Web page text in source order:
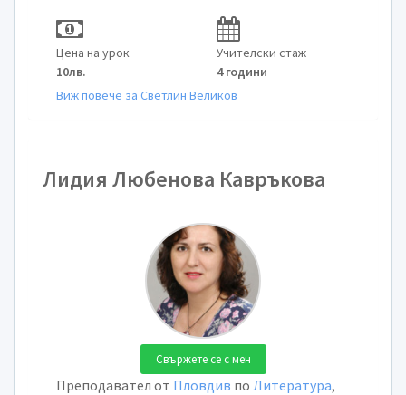
Цена на урок
10лв.
Учителски стаж
4 години
Виж повече за Светлин Великов
Лидия Любенова Кавръкова
Свържете се с мен
Преподавател от Пловдив по Литература,